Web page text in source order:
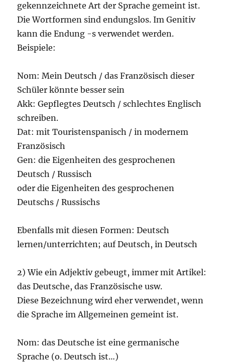
gekennzeichnete Art der Sprache gemeint ist.
Die Wortformen sind endungslos. Im Genitiv
kann die Endung -s verwendet werden.
Beispiele:
Nom: Mein Deutsch / das Französisch dieser
Schüler könnte besser sein
Akk: Gepflegtes Deutsch / schlechtes Englisch
schreiben.
Dat: mit Touristenspanisch / in modernem
Französisch
Gen: die Eigenheiten des gesprochenen
Deutsch / Russisch
oder die Eigenheiten des gesprochenen
Deutschs / Russischs
Ebenfalls mit diesen Formen: Deutsch
lernen/unterrichten; auf Deutsch, in Deutsch
2) Wie ein Adjektiv gebeugt, immer mit Artikel:
das Deutsche, das Französische usw.
Diese Bezeichnung wird eher verwendet, wenn
die Sprache im Allgemeinen gemeint ist.
Nom: das Deutsche ist eine germanische
Sprache (o. Deutsch ist…)